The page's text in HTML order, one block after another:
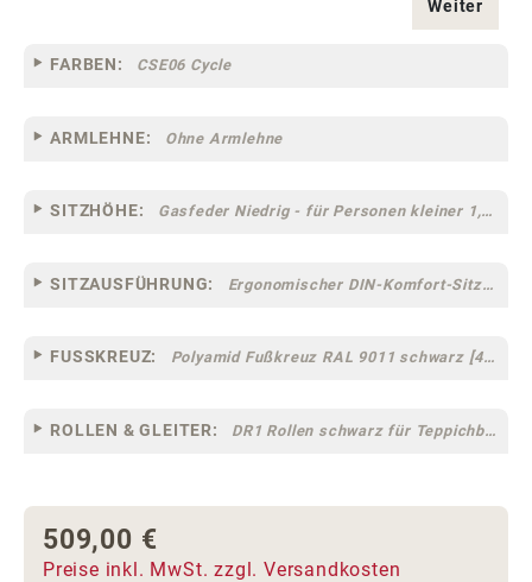
Weiter
FARBEN: CSE06 Cycle
ARMLEHNE: Ohne Armlehne
SITZHÖHE: Gasfeder Niedrig - für Personen kleiner 1,60 m
SITZAUSFÜHRUNG: Ergonomischer DIN-Komfort-Sitz [75]
FUSSKREUZ: Polyamid Fußkreuz RAL 9011 schwarz [44]
ROLLEN & GLEITER: DR1 Rollen schwarz für Teppichböden [10]
Regulärer Preis:
509,00 €
Preise inkl. MwSt. zzgl. Versandkosten